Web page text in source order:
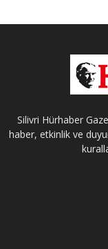
Silivri Hürhaber
haber, etkinlik ve